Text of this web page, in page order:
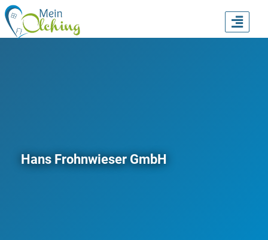
Hans Frohnwieser GmbH